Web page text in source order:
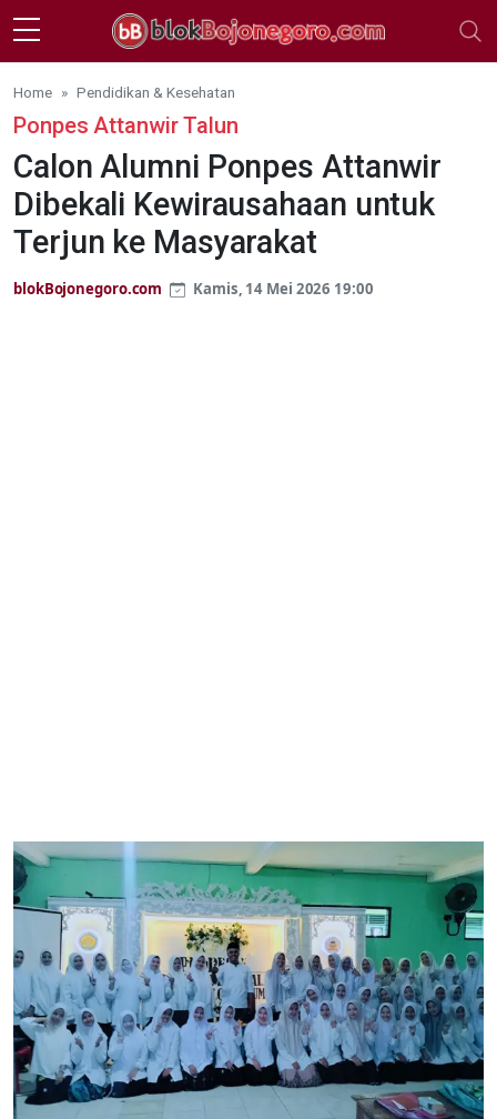
Skip to main content
Home Pendidikan & Kesehatan
Ponpes Attanwir Talun
Calon Alumni Ponpes Attanwir
Dibekali Kewirausahaan untuk
Terjun ke Masyarakat
blokBojonegoro.com Kamis, 14 Mei 2026 19:00